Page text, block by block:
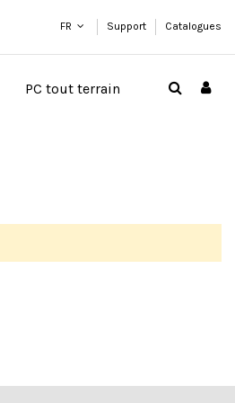
FR Support Catalogues
PC tout terrain